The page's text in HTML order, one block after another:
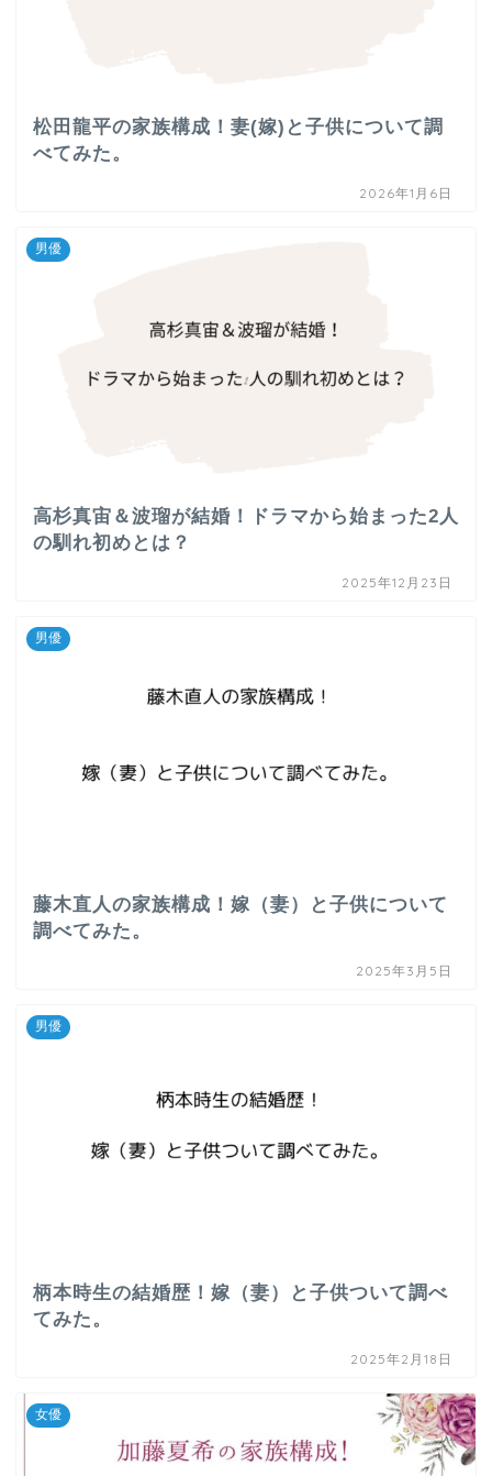
松田龍平の家族構成！妻(嫁)と子供について調
べてみた。
2026年1月6日
男優
高杉真宙＆波瑠が結婚！ドラマから始まった2人
の馴れ初めとは？
2025年12月23日
男優
藤木直人の家族構成！嫁（妻）と子供について
調べてみた。
2025年3月5日
男優
柄本時生の結婚歴！嫁（妻）と子供ついて調べ
てみた。
2025年2月18日
女優